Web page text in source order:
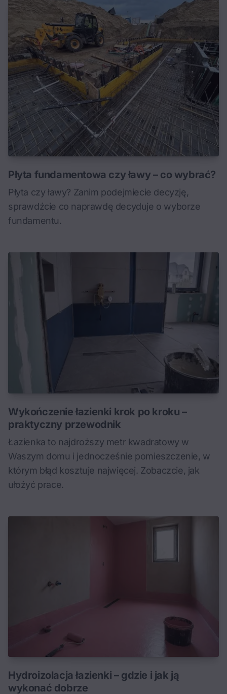
Płyta fundamentowa czy ławy – co wybrać?
Płyta czy ławy? Zanim podejmiecie decyzję,
sprawdźcie co naprawdę decyduje o wyborze
fundamentu.
Wykończenie łazienki krok po kroku –
praktyczny przewodnik
Łazienka to najdroższy metr kwadratowy w
Waszym domu i jednocześnie pomieszczenie, w
którym błąd kosztuje najwięcej. Zobaczcie, jak
ułożyć prace.
Hydroizolacja łazienki – gdzie i jak ją
wykonać dobrze